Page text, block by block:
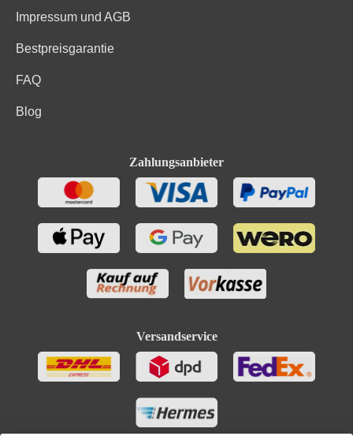
Brennwert
Kohlenhydrate
Kohlenhydrate davon Zucker
Impressum und AGB
Bestpreisgarantie
FAQ
Blog
Zahlungsanbieter
Versandservice